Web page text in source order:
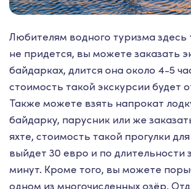
Любителям водного туризма здесь
не придется, вы можете заказать
байдарках, длится она около 4-5
стоимость такой экскурсии будет
Также можете взять напрокат
байдарку, парусник или же
яхте, стоимость такой прогулки
выйдет 30 евро и по длительности
минут. Кроме того, вы можете
одном из многочисленных озёр.